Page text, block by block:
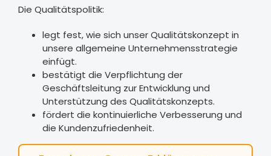
Die Qualitätspolitik:
legt fest, wie sich unser Qualitätskonzept in
unsere allgemeine Unternehmensstrategie
einfügt.
bestätigt die Verpflichtung der
Geschäftsleitung zur Entwicklung und
Unterstützung des Qualitätskonzepts.
fördert die kontinuierliche Verbesserung und
die Kundenzufriedenheit.